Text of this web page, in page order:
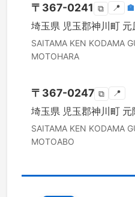
〒 367-0241 ⧉ 📍 🏣
埼玉県 児玉郡神川町 元
SAITAMA KEN KODAMA
MOTOHARA
〒 367-0247 ⧉ 📍
埼玉県 児玉郡神川町 元
SAITAMA KEN KODAMA
MOTOABO